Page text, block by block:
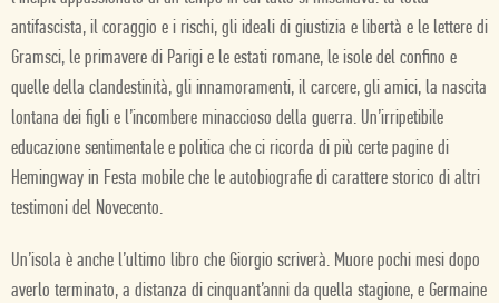
antifascista, il coraggio e i rischi, gli ideali di giustizia e libertà e le lettere di
Gramsci, le primavere di Parigi e le estati romane, le isole del confino e
quelle della clandestinità, gli innamoramenti, il carcere, gli amici, la nascita
lontana dei figli e l’incombere minaccioso della guerra. Un’irripetibile
educazione sentimentale e politica che ci ricorda di più certe pagine di
Hemingway in Festa mobile che le autobiografie di carattere storico di altri
testimoni del Novecento.
Un’isola è anche l’ultimo libro che Giorgio scriverà. Muore pochi mesi dopo
averlo terminato, a distanza di cinquant’anni da quella stagione, e Germaine